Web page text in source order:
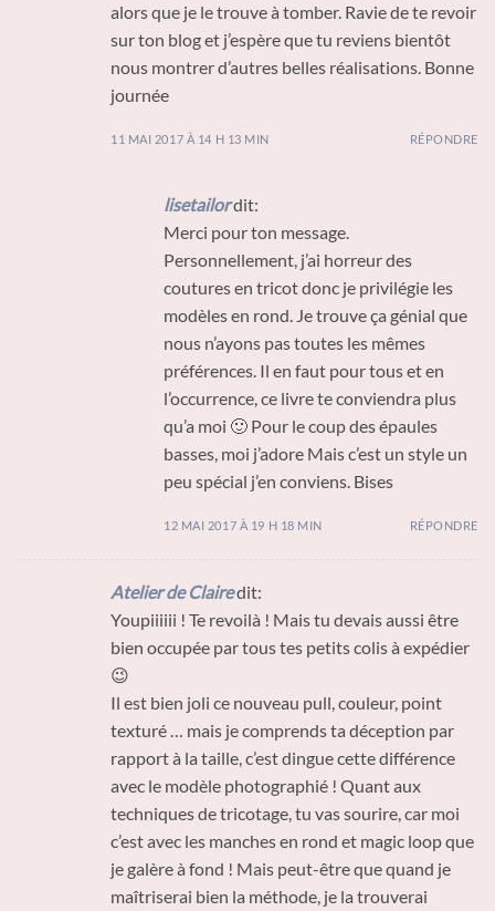
alors que je le trouve à tomber. Ravie de te revoir
sur ton blog et j’espère que tu reviens bientôt
nous montrer d’autres belles réalisations. Bonne
journée
11 MAI 2017 À 14 H 13 MIN RÉPONDRE
lisetailordit:
Merci pour ton message.
Personnellement, j’ai horreur des
coutures en tricot donc je privilégie les
modèles en rond. Je trouve ça génial que
nous n’ayons pas toutes les mêmes
préférences. Il en faut pour tous et en
l’occurrence, ce livre te conviendra plus
qu’a moi 🙂 Pour le coup des épaules
basses, moi j’adore Mais c’est un style un
peu spécial j’en conviens. Bises
12 MAI 2017 À 19 H 18 MIN RÉPONDRE
Atelier de Clairedit:
Youpiiiiii ! Te revoilà ! Mais tu devais aussi être
bien occupée par tous tes petits colis à expédier
😉
Il est bien joli ce nouveau pull, couleur, point
texturé … mais je comprends ta déception par
rapport à la taille, c’est dingue cette différence
avec le modèle photographié ! Quant aux
techniques de tricotage, tu vas sourire, car moi
c’est avec les manches en rond et magic loop que
je galère à fond ! Mais peut-être que quand je
maîtriserai bien la méthode, je la trouverai